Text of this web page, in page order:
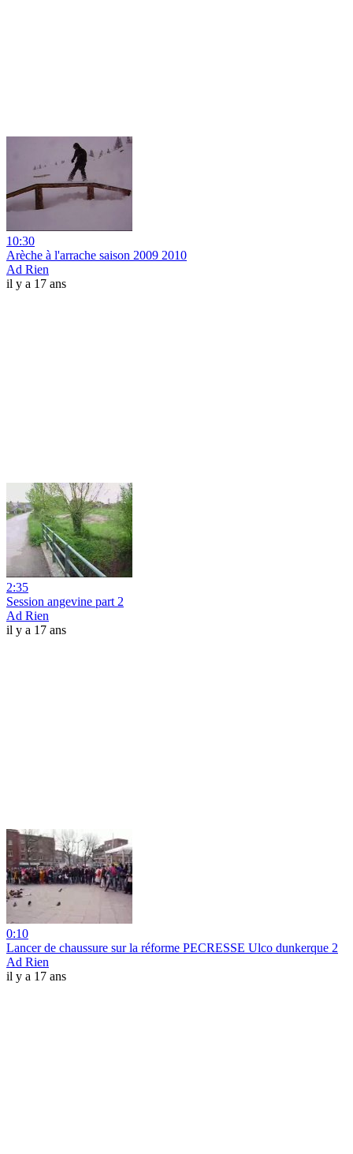
10:30
Arèche à l'arrache saison 2009 2010
Ad Rien
il y a 17 ans
2:35
Session angevine part 2
Ad Rien
il y a 17 ans
0:10
Lancer de chaussure sur la réforme PECRESSE Ulco dunkerque 2
Ad Rien
il y a 17 ans